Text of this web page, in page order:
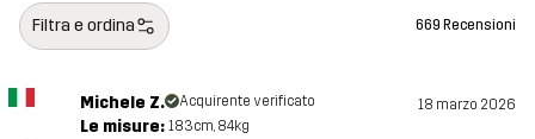
Sostenibilità Dettagli riciclati
Realizzato per
MULTIFUNZIONE
Filtra e ordina 669 Recensioni
Michele Z. Acquirente verificato 18 marzo 2026
Le misure: 183cm, 84kg